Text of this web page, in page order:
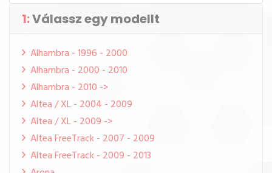
1:Válassz egy modellt
Alhambra - 1996 - 2000
Alhambra - 2000 - 2010
Alhambra - 2010 ->
Altea / XL - 2004 - 2009
Altea / XL - 2009 ->
Altea FreeTrack - 2007 - 2009
Altea FreeTrack - 2009 - 2013